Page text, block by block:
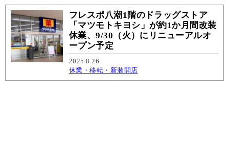
フレスポ八潮1階のドラッグストア
「マツモトキヨシ」が約1か月間改装
休業、9/30（火）にリニューアルオ
ープン予定
2025.8.26
休業・移転・新装開店